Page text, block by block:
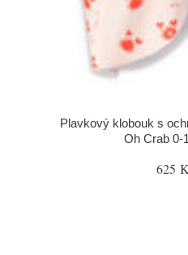
Plavkový klobouk s
Oh Crab 0-
625